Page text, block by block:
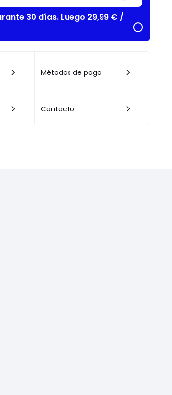
30 días. Luego 29,99 € /
Métodos de pago
Contacto